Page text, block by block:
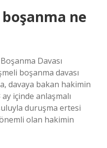
ne
Davası
boşanma davası
davaya bakan hakimin
içinde anlaşmalı
duruşma ertesi
olan hakimin